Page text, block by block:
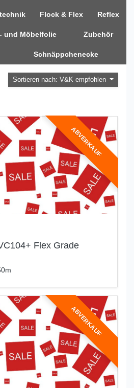
Flock & Flex Reflex
und Möbelfolie Zubehör
Schnäppchenecke
Sortieren nach: V&K empfohlen
ABVERKAUF
Flex Grade
ABVERKAUF